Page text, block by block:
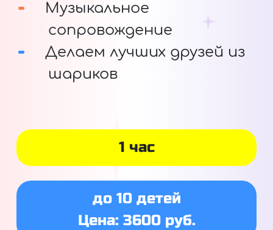
Музыкальное
сопровождение
Делаем лучших друзей из
шариков
1 час
до 10 детей
Цена: 3600 руб.